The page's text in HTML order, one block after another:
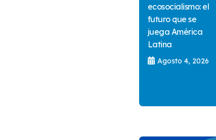
ecosocialismo: el
futuro que se
juega América
Latina
Agosto 4, 2026